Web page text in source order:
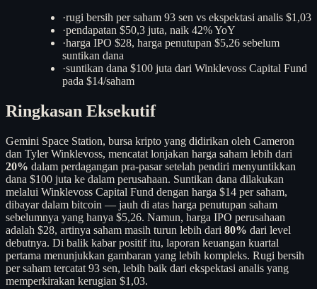
·rugi bersih per saham 93 sen vs ekspektasi analis $1,03
·pendapatan $50,3 juta, naik 42% YoY
·harga IPO $28, harga penutupan $5,26 sebelum
suntikan dana
·suntikan dana $100 juta dari Winklevoss Capital Fund
pada $14/saham
Ringkasan Eksekutif
Gemini Space Station, bursa kripto yang didirikan oleh Cameron
dan Tyler Winklevoss, mencatat lonjakan harga saham lebih dari
20% dalam perdagangan pra-pasar setelah pendiri menyuntikkan
dana $100 juta ke dalam perusahaan. Suntikan dana dilakukan
melalui Winklevoss Capital Fund dengan harga $14 per saham,
dibayar dalam bitcoin — jauh di atas harga penutupan saham
sebelumnya yang hanya $5,26. Namun, harga IPO perusahaan
adalah $28, artinya saham masih turun lebih dari 80% dari level
debutnya. Di balik kabar positif itu, laporan keuangan kuartal
pertama menunjukkan gambaran yang lebih kompleks. Rugi bersih
per saham tercatat 93 sen, lebih baik dari ekspektasi analis yang
memperkirakan kerugian $1,03.